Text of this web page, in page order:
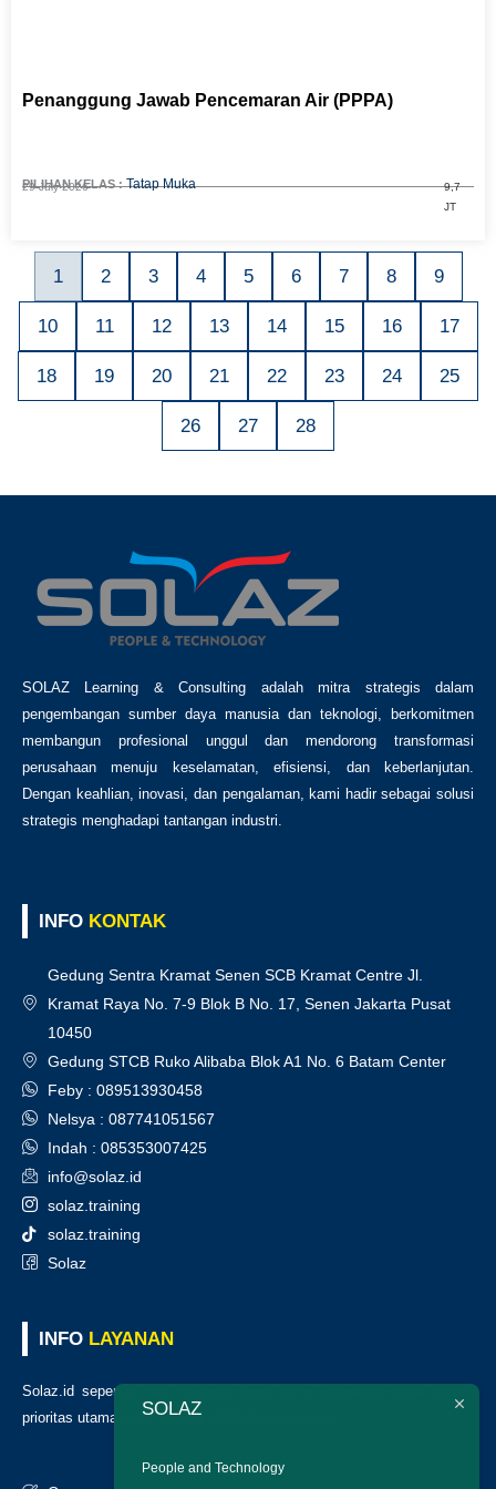
Penanggung Jawab Pencemaran Air (PPPA)
PILIHAN KELAS :Tatap Muka
29 July 2026
9,7
JT
1 2 3 4 5 6 7 8 9
10 11 12 13 14 15 16 17
18 19 20 21 22 23 24 25
26 27 28
SOLAZ Learning & Consulting adalah mitra strategis dalam
pengembangan sumber daya manusia dan teknologi, berkomitmen
membangun profesional unggul dan mendorong transformasi
perusahaan menuju keselamatan, efisiensi, dan keberlanjutan.
Dengan keahlian, inovasi, dan pengalaman, kami hadir sebagai solusi
strategis menghadapi tantangan industri.
INFO KONTAK
Gedung Sentra Kramat Senen SCB Kramat Centre Jl.
Kramat Raya No. 7-9 Blok B No. 17, Senen Jakarta Pusat
10450
Gedung STCB Ruko Alibaba Blok A1 No. 6 Batam Center
Feby : 089513930458
Nelsya : 087741051567
Indah : 085353007425
info@solaz.id
solaz.training
solaz.training
Solaz
INFO LAYANAN
Solaz.id sepenuh hati melayani klien kami, kepuasan anda adalah
prioritas utama kami. Berikut daftar layanan kami
SOLAZ
People and Technology